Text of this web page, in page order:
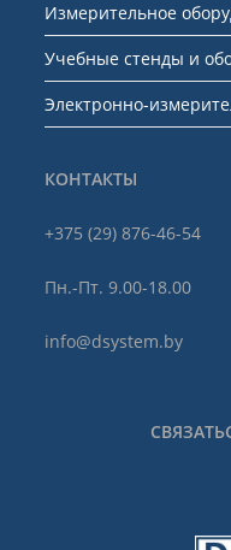
Измерительное
Учебные стенды и
Электронно-
КОНТАКТЫ
+375 (29) 876-46-54
Пн.-Пт. 9.00-18.00
info@dsystem.by